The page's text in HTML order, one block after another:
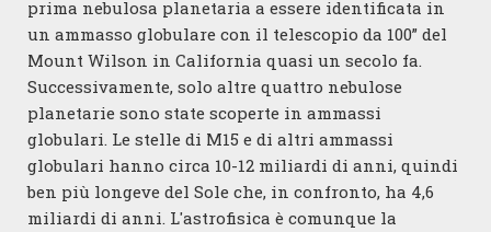
prima nebulosa planetaria a essere identificata in
un ammasso globulare con il telescopio da 100” del
Mount Wilson in California quasi un secolo fa.
Successivamente, solo altre quattro nebulose
planetarie sono state scoperte in ammassi
globulari. Le stelle di M15 e di altri ammassi
globulari hanno circa 10-12 miliardi di anni, quindi
ben più longeve del Sole che, in confronto, ha 4,6
miliardi di anni. L'astrofisica è comunque la